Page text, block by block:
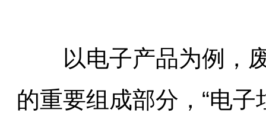
以电子产品为例，废
的重要组成部分，“电